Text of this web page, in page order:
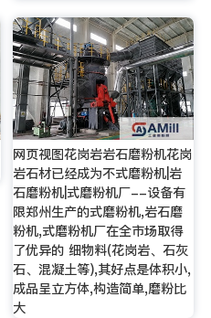
网页视图花岗岩岩石磨粉机花岗
岩石材已经成为不式磨粉机|岩
石磨粉机|式磨粉机厂--设备有
限郑州生产的式磨粉机,岩石磨
粉机,式磨粉机厂在全市场取得
了优异的 细物料(花岗岩、石灰
石、混凝土等),其好点是体积小,
成品呈立方体,构造简单,磨粉比
大